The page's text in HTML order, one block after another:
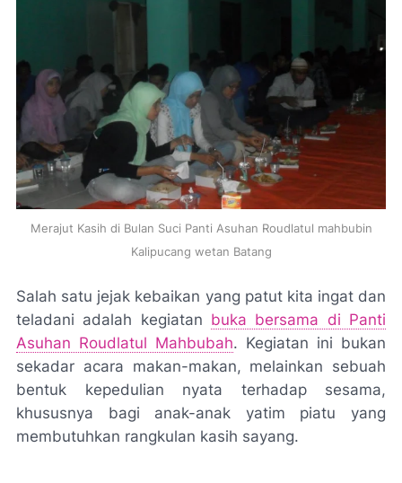
Merajut Kasih di Bulan Suci Panti Asuhan Roudlatul mahbubin
Kalipucang wetan Batang
Salah satu jejak kebaikan yang patut kita ingat dan
teladani adalah kegiatan buka bersama di Panti
Asuhan Roudlatul Mahbubah. Kegiatan ini bukan
sekadar acara makan-makan, melainkan sebuah
bentuk kepedulian nyata terhadap sesama,
khususnya bagi anak-anak yatim piatu yang
membutuhkan rangkulan kasih sayang.